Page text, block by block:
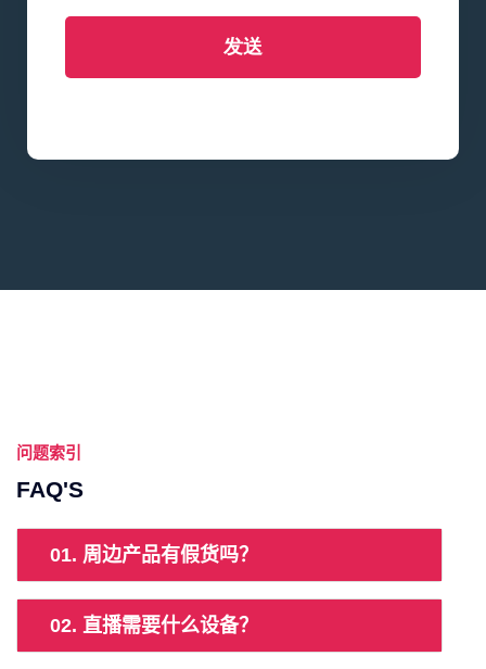
发送
问题索引
FAQ'S
01. 周边产品有假货吗？
02. 直播需要什么设备？